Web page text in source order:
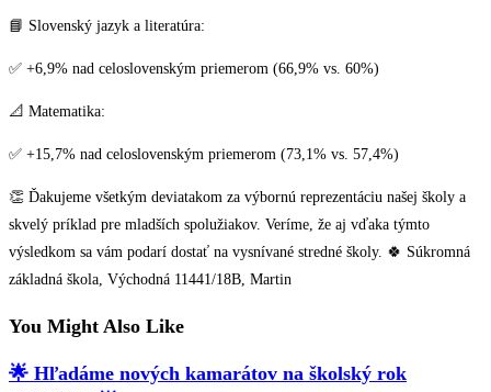
📘 Slovenský jazyk a literatúra:
✅ +6,9% nad celoslovenským priemerom (66,9% vs. 60%)
📐 Matematika:
✅ +15,7% nad celoslovenským priemerom (73,1% vs. 57,4%)
👏 Ďakujeme všetkým deviatakom za výbornú reprezentáciu našej školy a
skvelý príklad pre mladších spolužiakov. Veríme, že aj vďaka týmto
výsledkom sa vám podarí dostať na vysnívané stredné školy. 🍀 Súkromná
základná škola, Východná 11441/18B, Martin
You Might Also Like
🌟 Hľadáme nových kamarátov na školský rok